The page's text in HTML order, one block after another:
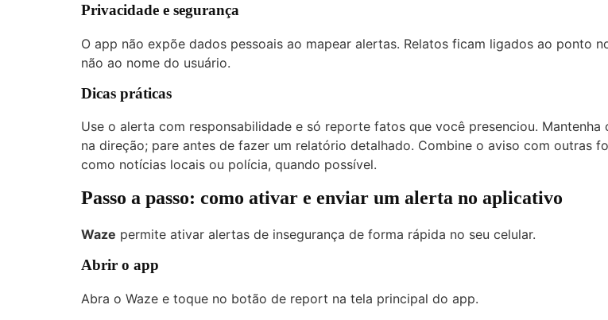
Privacidade e segurança
O app não expõe dados pessoais ao mapear alertas. Relatos ficam ligados ao ponto
não ao nome do usuário.
Dicas práticas
Use o alerta com responsabilidade e só reporte fatos que você presenciou. Mantenha
na direção; pare antes de fazer um relatório detalhado. Combine o aviso com outras
como notícias locais ou polícia, quando possível.
Passo a passo: como ativar e enviar um alerta no aplicativo
Waze permite ativar alertas de insegurança de forma rápida no seu celular.
Abrir o app
Abra o Waze e toque no botão de report na tela principal do app.